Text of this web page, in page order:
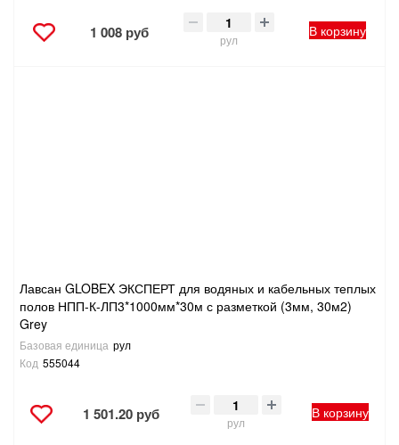
1 008 руб рул
В корзину
Лавсан GLOBEX ЭКСПЕРТ для водяных и кабельных теплых
полов НПП-К-ЛП3*1000мм*30м с разметкой (3мм, 30м2)
Grey
Базовая единица рул
Код 555044
1 501.20 руб рул
В корзину